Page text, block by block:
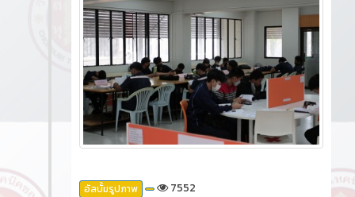
อัลบั้มรูปภาพ 7552